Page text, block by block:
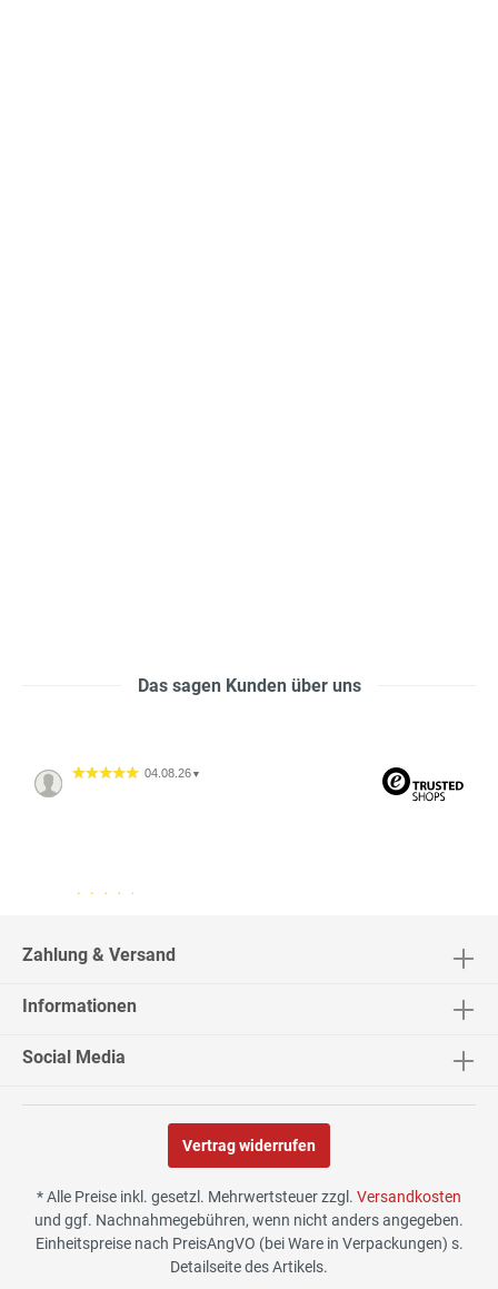
Das sagen Kunden über uns
04.08.26 ▼
30.07.26▼
29.07.26
Zahlung & Versand
Informationen
Social Media
Vertrag widerrufen
* Alle Preise inkl. gesetzl. Mehrwertsteuer zzgl. Versandkosten
und ggf. Nachnahmegebühren, wenn nicht anders angegeben.
Einheitspreise nach PreisAngVO (bei Ware in Verpackungen) s.
Detailseite des Artikels.